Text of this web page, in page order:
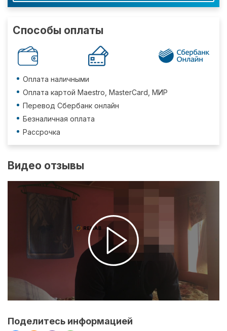
Способы оплаты
Оплата наличными
Оплата картой Maestro, MasterCard, МИР
Перевод Сбербанк онлайн
Безналичная оплата
Рассрочка
Видео отзывы
Поделитесь информацией